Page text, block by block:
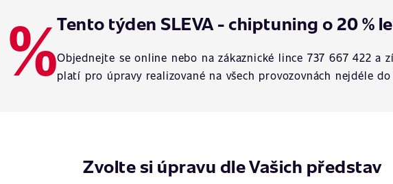
Tento týden SLEVA - chiptuning o 20 %
Objednejte se online nebo na zákaznické lince 737 667 422 a
platí pro úpravy realizované na všech provozovnách nejdéle
Zvolte si úpravu dle Vašich představ